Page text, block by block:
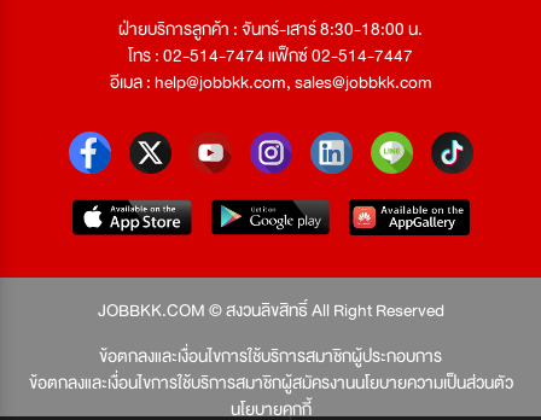
ฝ่ายบริการลูกค้า : จันทร์-เสาร์ 8:30-18:00 น.
โทร : 02-514-7474 แฟ็กซ์ 02-514-7447
อีเมล :help@jobbkk.com,sales@jobbkk.com
JOBBKK.COM © สงวนลิขสิทธิ์ All Right Reserved
ข้อตกลงและเงื่อนไขการใช้บริการสมาชิกผู้ประกอบการ
ข้อตกลงและเงื่อนไขการใช้บริการสมาชิกผู้สมัครงานนโยบายความเป็นส่วนตัว
นโยบายคุกกี้